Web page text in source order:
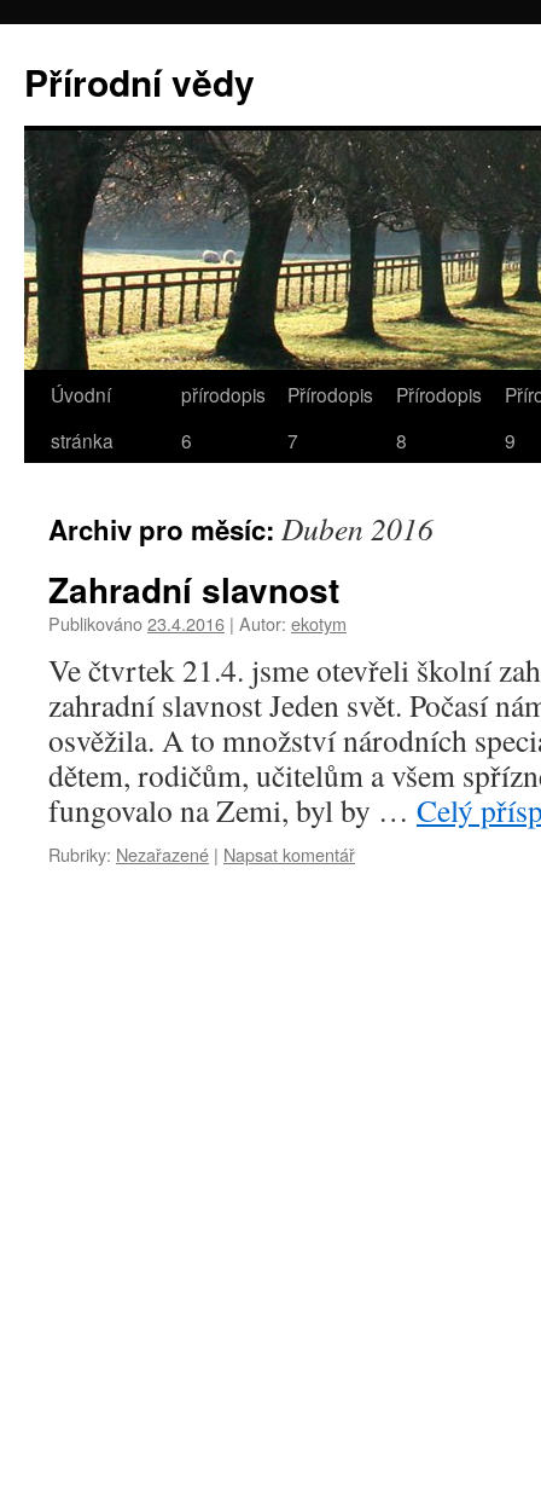
Přírodní vědy
Úvodní
stránka
přírodopis
6
Přírodopis
7
Přírodopis
8
9
Archiv pro měsíc: Duben 2016
Zahradní slavnost
Publikováno23.4.2016 | Autor: ekotym
Ve čtvrtek 21.4. jsme otevřeli školní
zahradní slavnost Jeden svět. Počasí
osvěžila. A to množství národních
dětem, rodičům, učitelům a všem
fungovalo na Zemi, byl by … Celý
Rubriky: Nezařazené | Napsat komentář